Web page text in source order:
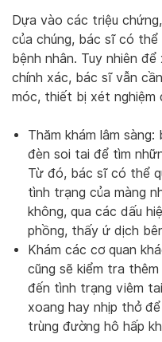
Dựa vào các triệu
của chúng, bác sĩ có
bệnh nhân. Tuy nhiên
chính xác, bác sĩ vẫn
móc, thiết bị xét nghiệm
Thăm khám lâm
đèn soi tai để tìm
Từ đó, bác sĩ có thể
tình trạng của màng
không, qua các dấu
phồng, thấy ứ dịch
Khám các cơ quan
cũng sẽ kiểm tra
đến tình trạng viêm
xoang hay nhịp thở
trùng đường hô hấp